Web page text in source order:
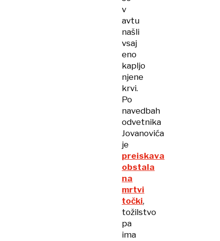
v
avtu
našli
vsaj
eno
kapljo
njene
krvi.
Po
navedbah
odvetnika
Jovanovića
je
preiskava
obstala
na
mrtvi
točki,
tožilstvo
pa
ima